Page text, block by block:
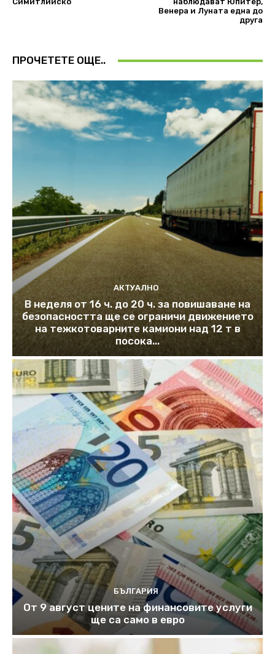
Венера и Луната една до
друга
ПРОЧЕТЕТЕ ОЩЕ..
АКТУАЛНО
В неделя от 16 ч. до 20 ч. за повишаване на
безопасността ще се ограничи движението
на тежкотоварните камиони над 12 т в
посока...
БЪЛГАРИЯ
От 9 август цените на финансовите услуги
ще са само в евро